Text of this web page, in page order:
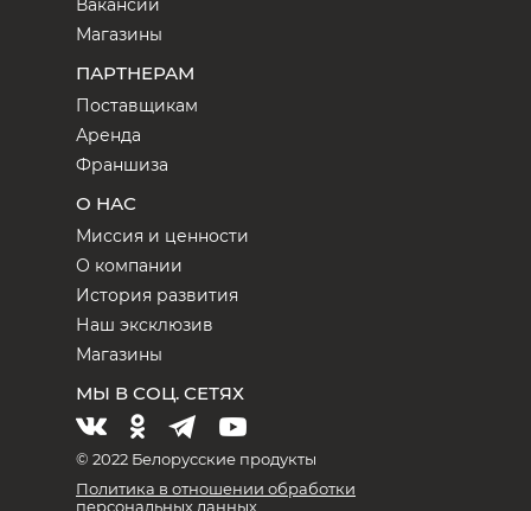
Вакансии
Магазины
ПАРТНЕРАМ
Поставщикам
Аренда
Франшиза
О НАС
Миссия и ценности
О компании
История развития
Наш эксклюзив
Магазины
МЫ В СОЦ. СЕТЯХ
© 2022 Белорусские продукты
Политика в отношении обработки
персональных данных